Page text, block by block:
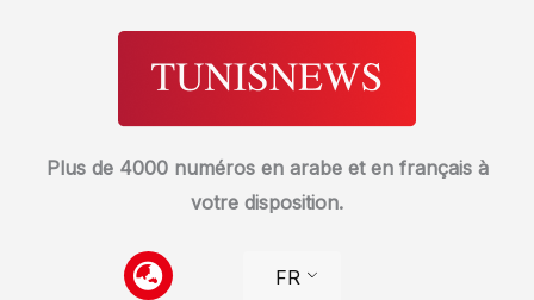
Plus de 4000 numéros en arabe et en français à
votre disposition.
FR